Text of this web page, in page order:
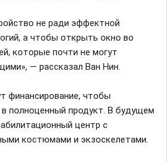
не ради эффектной
а чтобы открыть окно во
которые почти не могут
— рассказал Ван Нин.
финансирование, чтобы
полноценный продукт. В будущем
центр с
костюмами и экзоскелетами.